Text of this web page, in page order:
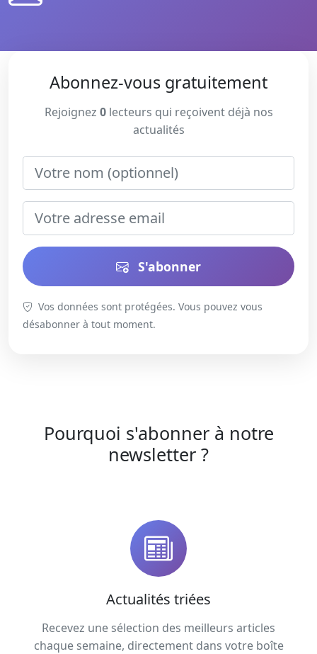
Abonnez-vous gratuitement
Rejoignez 0lecteurs qui reçoivent déjà nos
actualités
S'abonner
Vos données sont protégées. Vous pouvez vous
désabonner à tout moment.
Pourquoi s'abonner à notre
newsletter ?
Actualités triées
Recevez une sélection des meilleurs articles
chaque semaine, directement dans votre boîte